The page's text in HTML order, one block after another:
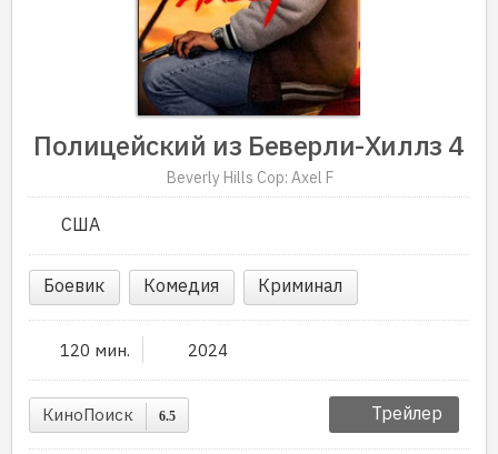
Полицейский из Беверли-Хиллз 4
Beverly Hills Cop: Axel F
США
Боевик Комедия Криминал
120 мин. 2024
КиноПоиск 6.5 Трейлер